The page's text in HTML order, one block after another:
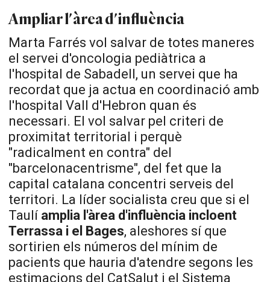
Ampliar l'àrea d'influència
Marta Farrés vol salvar de totes maneres
el servei d'oncologia pediàtrica a
l'hospital de Sabadell, un servei que ha
recordat que ja actua en coordinació amb
l'hospital Vall d'Hebron quan és
necessari. El vol salvar pel criteri de
proximitat territorial i perquè
"radicalment en contra" del
"barcelonacentrisme", del fet que la
capital catalana concentri serveis del
territori. La líder socialista creu que si el
Taulí amplia l'àrea d'influència incloent
Terrassa i el Bages, aleshores sí que
sortirien els números del mínim de
pacients que hauria d'atendre segons les
estimacions del CatSalut i el Sistema